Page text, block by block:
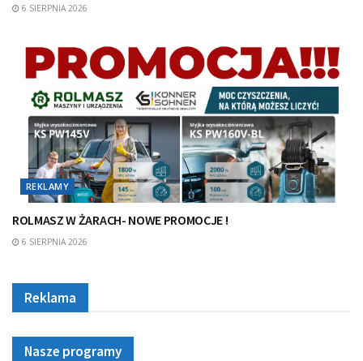
6 SIERPNIA 2026
REKLAMY
ROLMASZ W ŻARACH- NOWE PROMOCJE !
6 SIERPNIA 2026
Reklama
Nasze programy